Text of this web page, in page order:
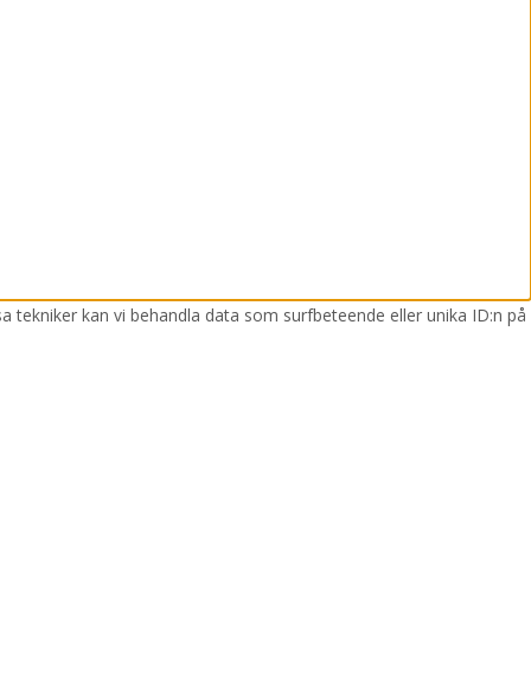
kan vi behandla data som surfbeteende eller unika ID:n på